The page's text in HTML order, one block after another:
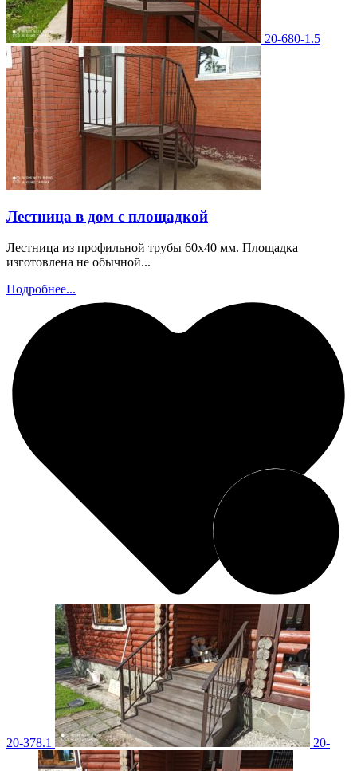
20-680-1.5
Лестница в дом с площадкой
Лестница из профильной трубы 60х40 мм. Площадка
изготовлена не обычной...
Подробнее...
20-378.1 20-